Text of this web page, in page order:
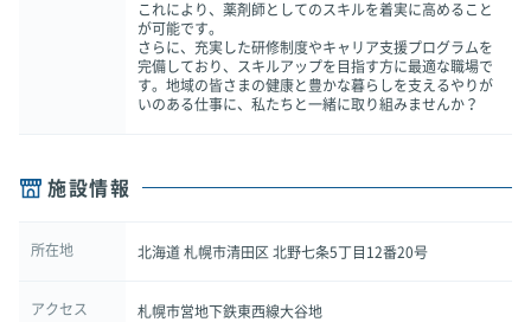
これにより、薬剤師としてのスキルを着実に高めること
が可能です。
さらに、充実した研修制度やキャリア支援プログラムを
完備しており、スキルアップを目指す方に最適な職場で
す。地域の皆さまの健康と豊かな暮らしを支えるやりが
いのある仕事に、私たちと一緒に取り組みませんか？
施設情報
所在地 北海道 札幌市清田区 北野七条5丁目12番20号
アクセス 札幌市営地下鉄東西線大谷地